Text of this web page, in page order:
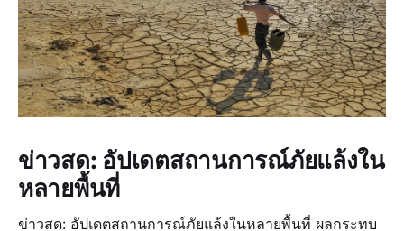
ข่าวสด: อัปเดตสถานการณ์ภัยแล้งใน
หลายพื้นที่
ข่าวสด: อัปเดตสถานการณ์ภัยแล้งในหลายพื้นที่ ผลกระทบ